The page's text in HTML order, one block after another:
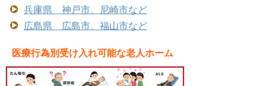
兵庫県 神戸市、尼崎市など
広島県 広島市、福山市など
医療行為別受け入れ可能な老人ホーム